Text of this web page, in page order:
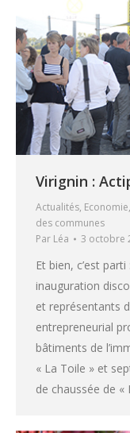
Virignin :
Actualités, Economie,
des communes
Par Léa 3 octobre
Et bien, c’est
inauguration
et représentants
entrepreneurial
bâtiments de
« La Toile » et
de chaussée de «